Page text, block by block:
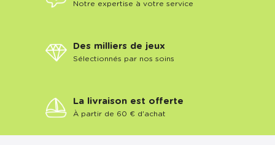
Notre expertise à votre service
Des milliers de jeux
Sélectionnés par nos soins
La livraison est offerte
À partir de 60 € d'achat